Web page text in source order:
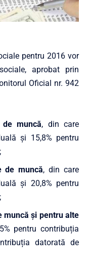
pentru 2016 vor
aprobat prin
Oficial nr. 942
muncă, din care
și 15,8% pentru
de muncă, din care
și 20,8% pentru
muncă și pentru alte
pentru contribuția
datorată de